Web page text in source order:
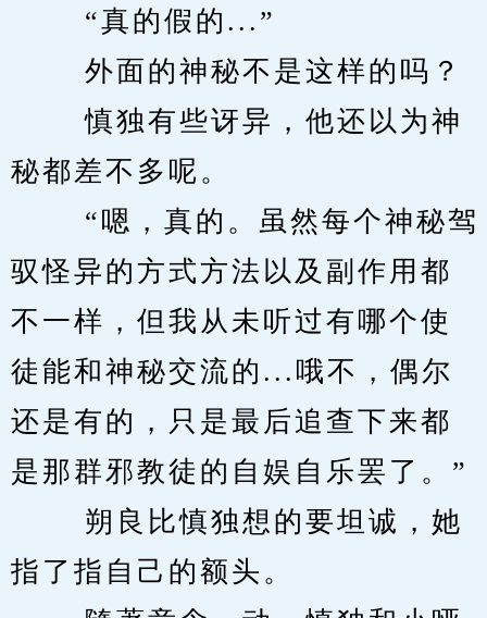
“真的假的...”
外面的神秘不是这样的吗？
慎独有些讶异，他还以为神
秘都差不多呢。
“嗯，真的。虽然每个神秘驾
驭怪异的方式方法以及副作用都
不一样，但我从未听过有哪个使
徒能和神秘交流的...哦不，偶尔
还是有的，只是最后追查下来都
是那群邪教徒的自娱自乐罢了。”
朔良比慎独想的要坦诚，她
指了指自己的额头。